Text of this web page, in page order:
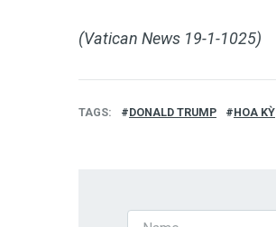
(Vatican News 19-1-1025)
TAGS DONALD TRUMP HOA KỲ